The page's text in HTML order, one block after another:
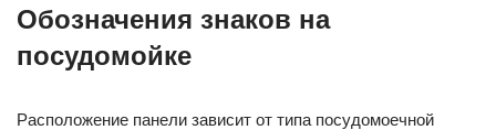
Обозначения знаков на
посудомойке
Расположение панели зависит от типа посудомоечной